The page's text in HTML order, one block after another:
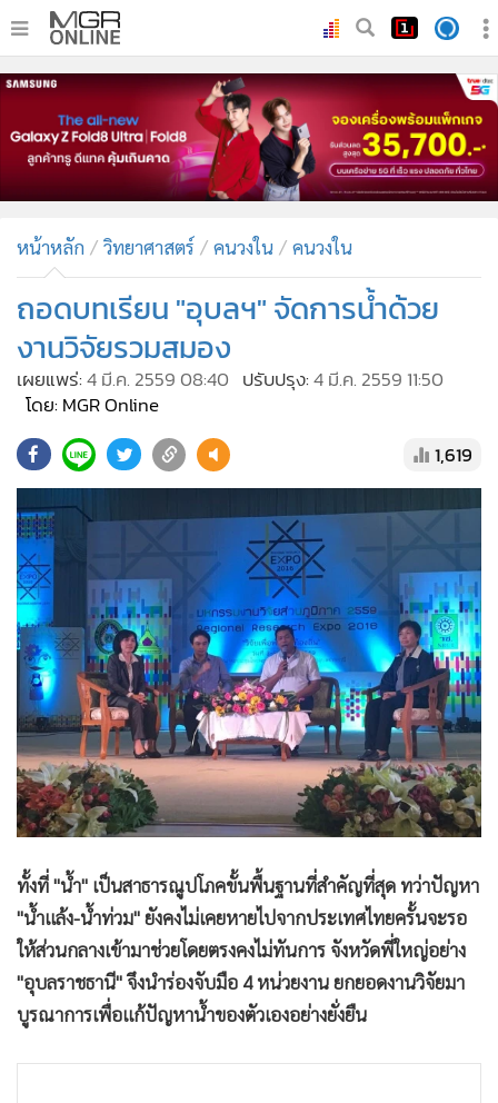
• หน้าหลัก
ทันเหตุการณ์
ภาคใต้
• ภูมิภาค
• บันเทิง
ผู้จัดการรายวัน
• คอลัมนิสต์
• ละคร
CbizReview
• ผู้จัดกวน
• Green Innovation & SD
• Management & HR
• MGR Live
• Infographic
การเมือง
ท่องเที่ยว
• กีฬา
• ต่างประเทศ
• Special Scoop
• เศรษฐกิจ-ธุรกิจ
• จีน
• ชุมชน-คุณภาพชีวิต
• อาชญากรรม
• Motoring
• เกม
หน้าหลัก วิทยาศาสตร์ คนวงใน คนวงใน
ถอดบทเรียน "อุบลฯ" จัดการน้ำด้วย
งานวิจัยรวมสมอง
เผยแพร่:4 มี.ค. 2559 08:40 ปรับปรุง:4 มี.ค. 2559 11:50
โดย: MGR Online
1,619
ทั้งที่ "น้ำ" เป็นสาธารณูปโภคขั้นพื้นฐานที่สำคัญที่สุด ทว่าปัญหา
"น้ำแล้ง-น้ำท่วม" ยังคงไม่เคยหายไปจากประเทศไทยครั้นจะรอ
ให้ส่วนกลางเข้ามาช่วยโดยตรงคงไม่ทันการ จังหวัดพี่ใหญ่อย่าง
"อุบลราชธานี" จึงนำร่องจับมือ 4 หน่วยงาน ยกยอดงานวิจัยมา
บูรณาการเพื่อแก้ปัญหาน้ำของตัวเองอย่างยั่งยืน